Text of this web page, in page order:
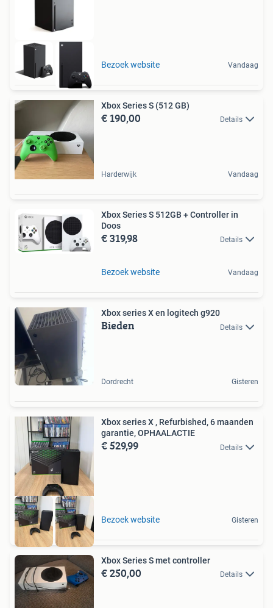
Bezoek website Vandaag
Xbox Series S (512 GB)
€ 190,00 Details
Harderwijk Vandaag
Xbox Series S 512GB + Controller in
Doos
€ 319,98 Details
Bezoek website Vandaag
Xbox series X en logitech g920
Bieden Details
Dordrecht Gisteren
Xbox series X , Refurbished, 6 maanden
garantie, OPHAALACTIE
€ 529,99 Details
Bezoek website Gisteren
Xbox Series S met controller
€ 250,00 Details